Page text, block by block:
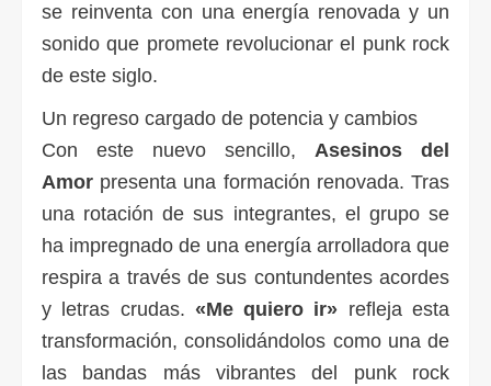
se reinventa con una energía renovada y un
sonido que promete revolucionar el punk rock
de este siglo.
Un regreso cargado de potencia y cambios
Con este nuevo sencillo, Asesinos del
Amor presenta una formación renovada. Tras
una rotación de sus integrantes, el grupo se
ha impregnado de una energía arrolladora que
respira a través de sus contundentes acordes
y letras crudas. «Me quiero ir» refleja esta
transformación, consolidándolos como una de
las bandas más vibrantes del punk rock